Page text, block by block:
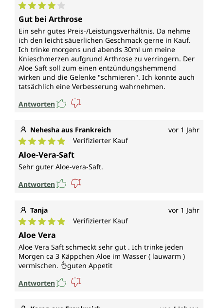
Durchschnittliche Bewertung von 4 von 5 Sternen
Gut bei Arthrose
Ein sehr gutes Preis-/Leistungsverhältnis. Da nehme
ich den leicht säuerlichen Geschmack gerne in Kauf.
Ich trinke morgens und abends 30ml um meine
Knieschmerzen aufgrund Arthrose zu verringern. Der
Aloe Saft soll zum einen entzündungshemmend
wirken und die Gelenke "schmieren". Ich konnte auch
tatsächlich eine Verbesserung wahrnehmen.
Antworten
Nehesha aus Frankreich vor 1 Jahr
Durchschnittliche Bewertung von 5 von 5 Sternen
Verifizierter Kauf
Aloe-Vera-Saft
Sehr guter Aloe-vera-Saft.
Antworten
Tanja vor 1 Jahr
Durchschnittliche Bewertung von 5 von 5 Sternen
Verifizierter Kauf
Aloe Vera
Aloe Vera Saft schmeckt sehr gut . Ich trinke jeden
Morgen ca 3 Käppchen Aloe im Wasser ( lauwarm )
vermischen. 👌guten Appetit
Antworten